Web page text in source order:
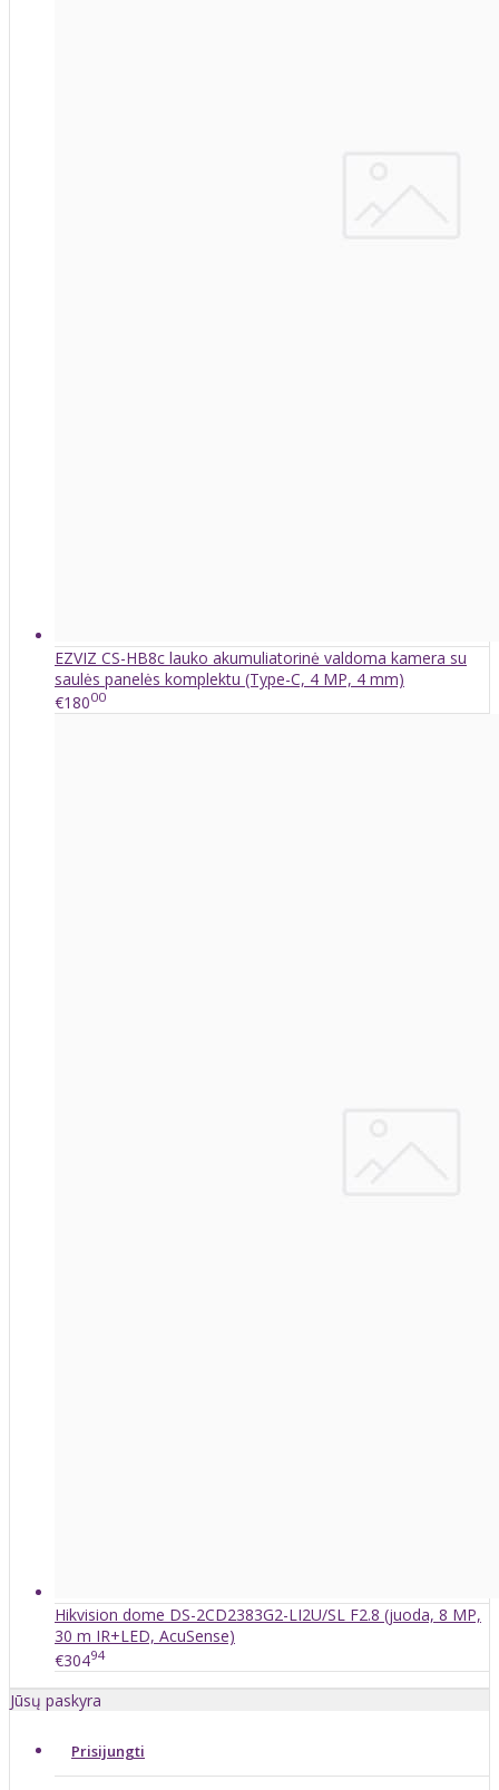
EZVIZ CS-HB8c lauko akumuliatorinė valdoma kamera su
saulės panelės komplektu (Type-C, 4 MP, 4 mm)
€18000
Hikvision dome DS-2CD2383G2-LI2U/SL F2.8 (juoda, 8 MP,
30 m IR+LED, AcuSense)
€30494
Jūsų paskyra
Prisijungti